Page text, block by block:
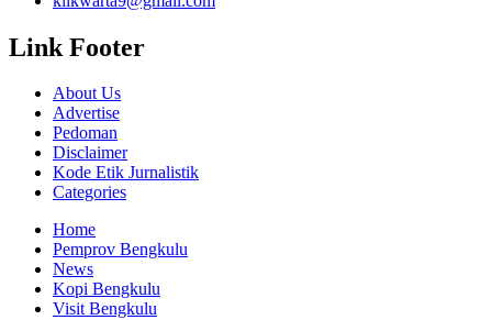
Link Footer
About Us
Advertise
Pedoman
Disclaimer
Kode Etik Jurnalistik
Categories
Home
Pemprov Bengkulu
News
Kopi Bengkulu
Visit Bengkulu